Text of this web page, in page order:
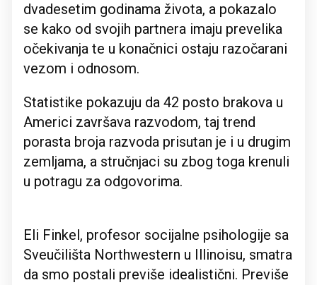
dvadesetim godinama života, a pokazalo
se kako od svojih partnera imaju prevelika
očekivanja te u konačnici ostaju razočarani
vezom i odnosom.
Statistike pokazuju da 42 posto brakova u
Americi završava razvodom, taj trend
porasta broja razvoda prisutan je i u drugim
zemljama, a stručnjaci su zbog toga krenuli
u potragu za odgovorima.
Eli Finkel, profesor socijalne psihologije sa
Sveučilišta Northwestern u Illinoisu, smatra
da smo postali previše idealistični. Previše